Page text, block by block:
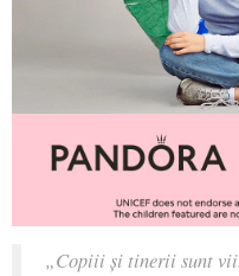
„Copiii și tinerii sunt